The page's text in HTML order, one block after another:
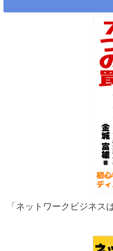
「ネットワークビジネス